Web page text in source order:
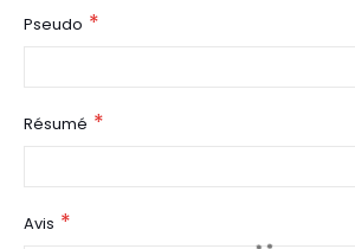
Pseudo
Résumé
Avis